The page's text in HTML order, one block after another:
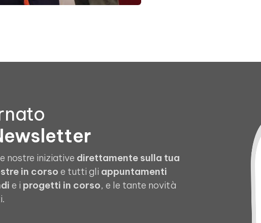
nostre iniziative direttamente sulla tua
in corso e tutti gli appuntamenti
e i progetti in corso, e le tante novità